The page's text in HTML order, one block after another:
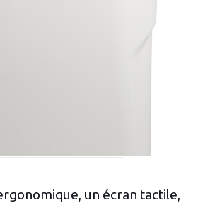
un écran tactile,